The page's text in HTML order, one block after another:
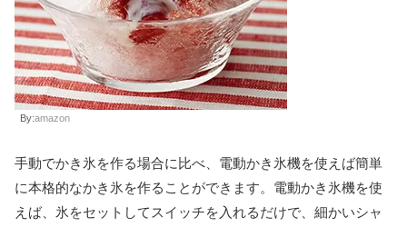
By:amazon
手動でかき氷を作る場合に比べ、電動かき氷機を使えば簡単
に本格的なかき氷を作ることができます。電動かき氷機を使
えば、氷をセットしてスイッチを入れるだけで、細かいシャ